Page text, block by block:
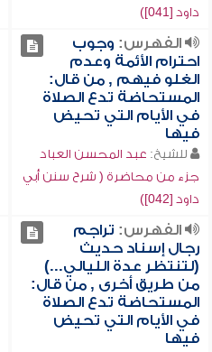
داود [041])
الفهرس: وجوب
احترام الأئمة وعدم
الغلو فيهم , من قال:
المستحاضة تدع الصلاة
في الأيام التي تحيض
فيها
للشيخ: عبد المحسن العباد
جزء من محاضرة ( شرح سنن أبي
داود [042])
الفهرس: تراجم
رجال إسناد حديث
(لتنتظر عدة الليالي...)
من طريق أخرى , من قال:
المستحاضة تدع الصلاة
في الأيام التي تحيض
فيها